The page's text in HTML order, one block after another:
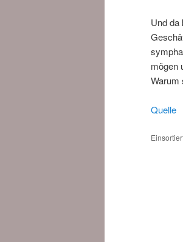
Und da
mögen
Warum
Quelle